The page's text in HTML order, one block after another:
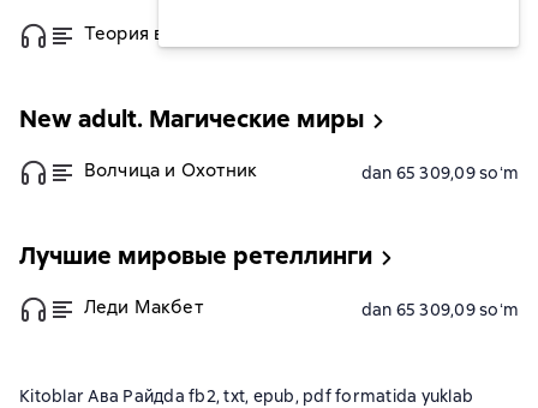
Теория волшебных грёз
New adult. Магические миры
Волчица и Охотник dan 65 309,09 soʻm
Лучшие мировые ретеллинги
Леди Макбет dan 65 309,09 soʻm
Kitoblar Ава Райдda fb2, txt, epub, pdf formatida yuklab